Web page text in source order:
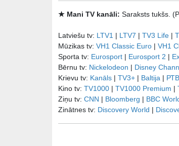
★ Mani TV kanāli: Saraksts tukšs.
Latviešu tv: LTV1 | LTV7 | TV3 Life |
Mūzikas tv: VH1 Classic Euro | VH1
Sporta tv: Eurosport | Eurosport 2 |
Bērnu tv: Nickelodeon | Disney
Krievu tv: Kanāls | TV3+ | Baltija |
Kino tv: TV1000 | TV1000 Premium |
Ziņu tv: CNN | Bloomberg | BBC
Zinātnes tv: Discovery World |